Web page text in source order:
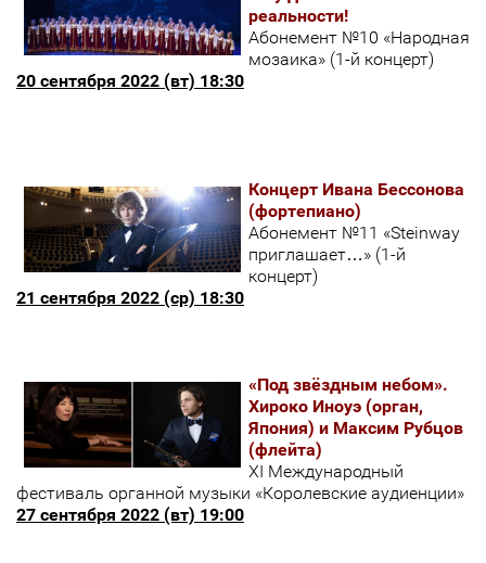
реальности!
Абонемент №10 «Народная
мозаика» (1-й концерт)
20 сентября 2022 (вт) 18:30
Концерт Ивана Бессонова
(фортепиано)
Абонемент №11 «Steinway
приглашает…» (1-й
концерт)
21 сентября 2022 (ср) 18:30
«Под звёздным небом».
Хироко Иноуэ (орган,
Япония) и Максим Рубцов
(флейта)
XI Международный
фестиваль органной музыки «Королевские аудиенции»
27 сентября 2022 (вт) 19:00